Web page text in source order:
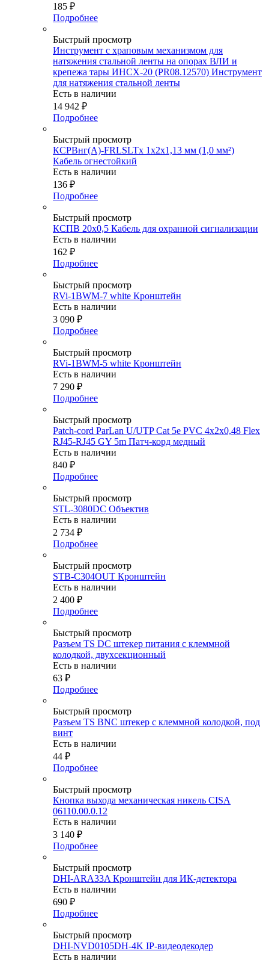
185 ₽
Подробнее
Быстрый просмотр
Инструмент с храповым механизмом для
натяжения стальной ленты на опорах ВЛИ и
крепежа тары ИНСХ-20 (PR08.12570) Инструмент
для натяжения стальной ленты
Есть в наличии
14 942 ₽
Подробнее
Быстрый просмотр
КСРВнг(А)-FRLSLTx 1х2х1,13 мм (1,0 мм²)
Кабель огнестойкий
Есть в наличии
136 ₽
Подробнее
Быстрый просмотр
КСПВ 20х0,5 Кабель для охранной сигнализации
Есть в наличии
162 ₽
Подробнее
Быстрый просмотр
RVi-1BWM-7 white Кронштейн
Есть в наличии
3 090 ₽
Подробнее
Быстрый просмотр
RVi-1BWM-5 white Кронштейн
Есть в наличии
7 290 ₽
Подробнее
Быстрый просмотр
Patch-cord ParLan U/UTP Cat 5e PVC 4х2х0,48 Flex
RJ45-RJ45 GY 5m Патч-корд медный
Есть в наличии
840 ₽
Подробнее
Быстрый просмотр
STL-3080DC Объектив
Есть в наличии
2 734 ₽
Подробнее
Быстрый просмотр
STB-C304OUT Кронштейн
Есть в наличии
2 400 ₽
Подробнее
Быстрый просмотр
Разъем TS DC штекер питания с клеммной
колодкой, двухсекционный
Есть в наличии
63 ₽
Подробнее
Быстрый просмотр
Разъем TS BNC штекер с клеммной колодкой, под
винт
Есть в наличии
44 ₽
Подробнее
Быстрый просмотр
Кнопка выхода механическая никель CISA
06110.00.0.12
Есть в наличии
3 140 ₽
Подробнее
Быстрый просмотр
DHI-ARA33A Кронштейн для ИК-детектора
Есть в наличии
690 ₽
Подробнее
Быстрый просмотр
DHI-NVD0105DH-4K IP-видеодекодер
Есть в наличии